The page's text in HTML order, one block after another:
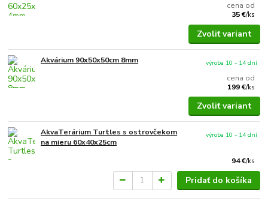
cena od
35 €/ks
Zvoliť variant
Akvárium 90x50x50cm 8mm
cena od
199 €/ks
výroba 10 - 14 dní
Zvoliť variant
AkvaTerárium Turtles s ostrovčekom
na mieru 60x40x25cm
94 €/ks
výroba 10 - 14 dní
Pridať do košíka